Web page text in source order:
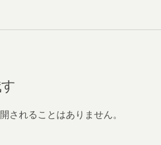
されることはありません。